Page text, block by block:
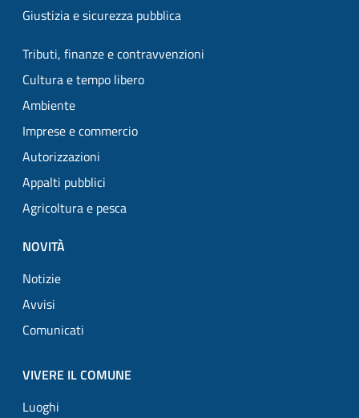
Giustizia e sicurezza pubblica
Tributi, finanze e contravvenzioni
Cultura e tempo libero
Ambiente
Imprese e commercio
Autorizzazioni
Appalti pubblici
Agricoltura e pesca
NOVITÀ
Notizie
Avvisi
Comunicati
VIVERE IL COMUNE
Luoghi